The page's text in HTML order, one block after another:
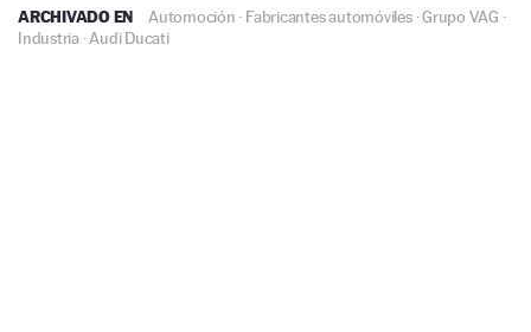
ARCHIVADO EN Automoción · Fabricantes automóviles·Grupo VAG ·
Industria·Audi Ducati